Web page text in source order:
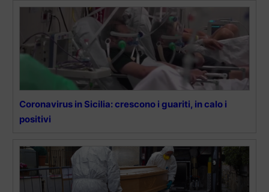
Coronavirus in Sicilia: crescono i guariti, in calo i
positivi